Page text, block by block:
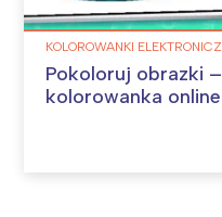
KOLOROWANKI
Pokoloruj obrazki
kolorowanka